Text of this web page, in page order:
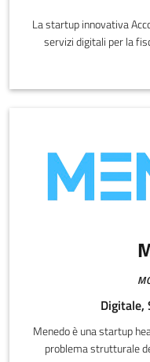
La startup innovativa
servizi digitali per la
Digitale,
Menedo è una startup
problema strutturale